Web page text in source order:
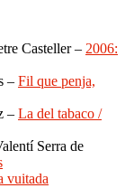
Casteller – 2006:
– Fil que penja,
– La del tabaco /
Serra de
vuitada